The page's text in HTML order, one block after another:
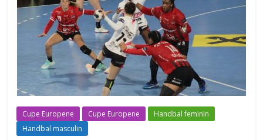
Cupe Europene Cupe Europene
Handbal feminin
Handbal masculin